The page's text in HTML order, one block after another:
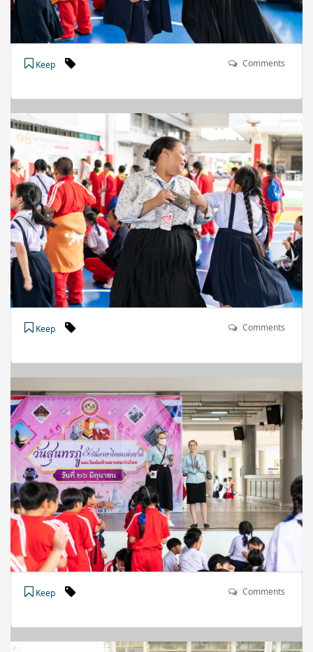
Keep Comments
Keep Comments
Keep Comments